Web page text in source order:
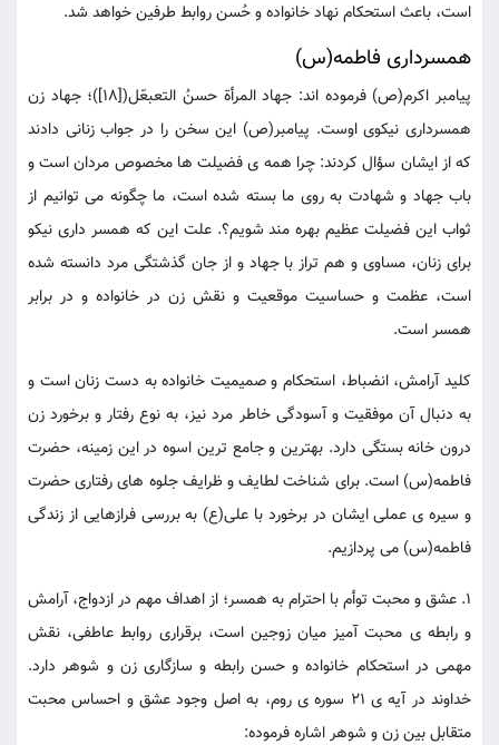
است، باعث استحکام نهاد خانواده و حُسن روابط طرفین خواهد شد.
همسرداری فاطمه(س)
پیامبر اکرم(ص) فرموده اند: جهاد المرأة حسنُ التعبعّل([18])؛ جهاد زن
همسرداری نیکوی اوست. پیامبر(ص) این سخن را در جواب زنانی دادند
که از ایشان سؤال کردند: چرا همه ی فضیلت ها مخصوص مردان است و
باب جهاد و شهادت به روی ما بسته شده است، ما چگونه می توانیم از
ثواب این فضیلت عظیم بهره مند شویم؟. علت این که همسر داری نیکو
برای زنان، مساوی و هم تراز با جهاد و از جان گذشتگی مرد دانسته شده
است، عظمت و حساسیت موقعیت و نقش زن در خانواده و در برابر
همسر است.
کلید آرامش، انضباط، استحکام و صمیمیت خانواده به دست زنان است و
به دنبال آن موفقیت و آسودگی خاطر مرد نیز، به نوع رفتار و برخورد زن
درون خانه بستگی دارد. بهترین و جامع ترین اسوه در این زمینه، حضرت
فاطمه(س) است. برای شناخت لطایف و ظرایف جلوه های رفتاری حضرت
و سیره ی عملی ایشان در برخورد با علی(ع) به بررسی فرازهایی از زندگی
فاطمه(س) می پردازیم.
1. عشق و محبت توأم با احترام به همسر؛ از اهداف مهم در ازدواج، آرامش
و رابطه ی محبت آمیز میان زوجین است، برقراری روابط عاطفی، نقش
مهمی در استحکام خانواده و حسن رابطه و سازگاری زن و شوهر دارد.
خداوند در آیه ی 21 سوره ی روم، به اصل وجود عشق و احساس محبت
متقابل بین زن و شوهر اشاره فرموده: